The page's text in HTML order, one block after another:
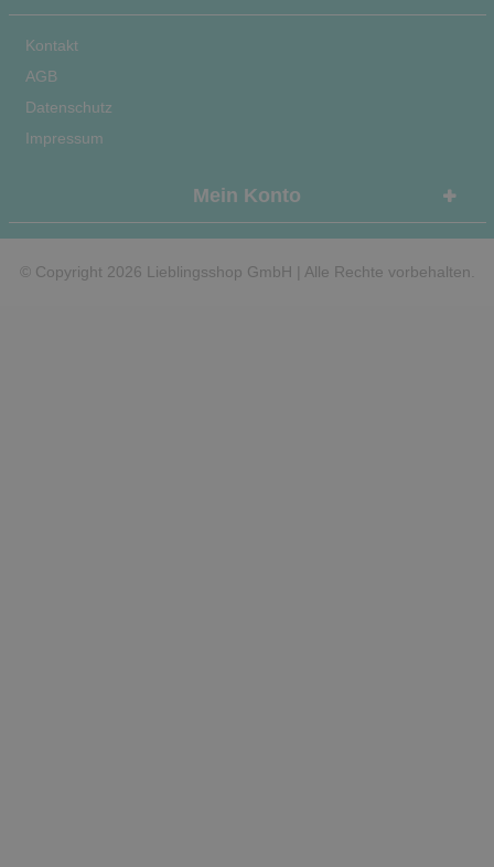
Kontakt
AGB
Datenschutz
Impressum
Mein Konto
© Copyright 2026 Lieblingsshop GmbH | Alle Rechte vorbehalten.